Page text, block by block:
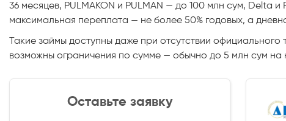
36 месяцев, PULMAKON и PULMAN — до 100 млн сум, Delta
максимальная переплата — не более 50% годовых, а
Такие займы доступны даже при отсутствии
возможны ограничения по сумме — обычно до 5 млн сум на
Оставьте заявку